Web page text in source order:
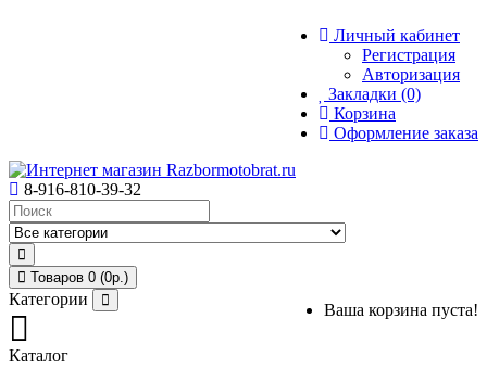
Личный кабинет
Регистрация
Авторизация
Закладки (0)
Корзина
Оформление заказа
8-916-810-39-32
Товаров 0 (0р.)
Ваша корзина пуста!
Категории
Каталог